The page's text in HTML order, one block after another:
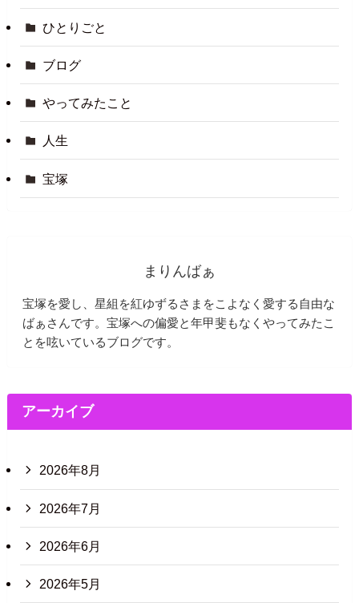
ひとりごと
ブログ
やってみたこと
人生
宝塚
まりんばぁ
宝塚を愛し、星組を紅ゆずるさまをこよなく愛する自由な
ばぁさんです。宝塚への偏愛と年甲斐もなくやってみたこ
とを呟いているブログです。
アーカイブ
2026年8月
2026年7月
2026年6月
2026年5月